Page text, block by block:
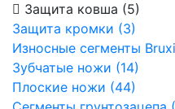
Защита ковша (5)
Защита кромки (3)
Износные сегменты
Зубчатые ножи (14)
Плоские ножи (44)